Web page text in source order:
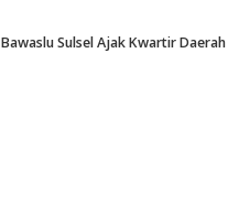
Bawaslu Sulsel Ajak Kwartir